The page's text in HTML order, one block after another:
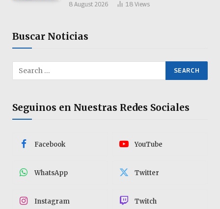
8 August 2026 18 Views
Buscar Noticias
Seguinos en Nuestras Redes Sociales
Facebook YouTube
WhatsApp Twitter
Instagram Twitch